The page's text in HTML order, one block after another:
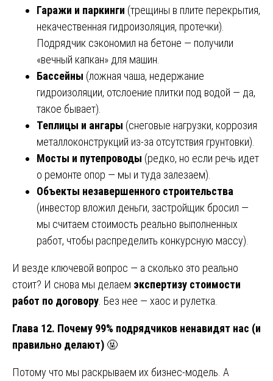
Гаражи и паркинги (трещины в плите перекрытия,
некачественная гидроизоляция, протечки).
Подрядчик сэкономил на бетоне — получили
«вечный капкан» для машин.
Бассейны (ложная чаша, недержание
гидроизоляции, отслоение плитки под водой — да,
такое бывает).
Теплицы и ангары (снеговые нагрузки, коррозия
металлоконструкций из-за отсутствия грунтовки).
Мосты и путепроводы (редко, но если речь идет
о ремонте опор — мы и туда залезаем).
Объекты незавершенного строительства
(инвестор вложил деньги, застройщик бросил —
мы считаем стоимость реально выполненных
работ, чтобы распределить конкурсную массу).
И везде ключевой вопрос — а сколько это реально
стоит? И снова мы делаем экспертизу стоимости
работ по договору . Без нее — хаос и рулетка.
Глава 12. Почему 99% подрядчиков ненавидят нас (и
правильно делают) 🤬
Потому что мы раскрываем их бизнес-модель. А